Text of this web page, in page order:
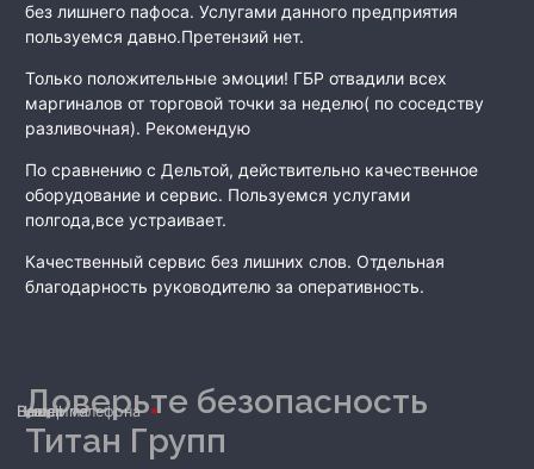
без лишнего пафоса. Услугами данного предприятия
пользуемся давно.Претензий нет.
Только положительные эмоции! ГБР отвадили всех
маргиналов от торговой точки за неделю( по соседству
разливочная). Рекомендую
По сравнению с Дельтой, действительно качественное
оборудование и сервис. Пользуемся услугами
полгода,все устраивает.
Качественный сервис без лишних слов. Отдельная
благодарность руководителю за оперативность.
Доверьте безопасность
Титан Групп
Ваше имя
Номер телефона
E-mail